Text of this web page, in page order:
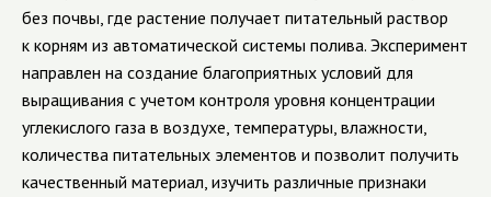
без почвы, где растение получает питательный раствор
к корням из автоматической системы полива. Эксперимент
направлен на создание благоприятных условий для
выращивания с учетом контроля уровня концентрации
углекислого газа в воздухе, температуры, влажности,
количества питательных элементов и позволит получить
качественный материал, изучить различные признаки